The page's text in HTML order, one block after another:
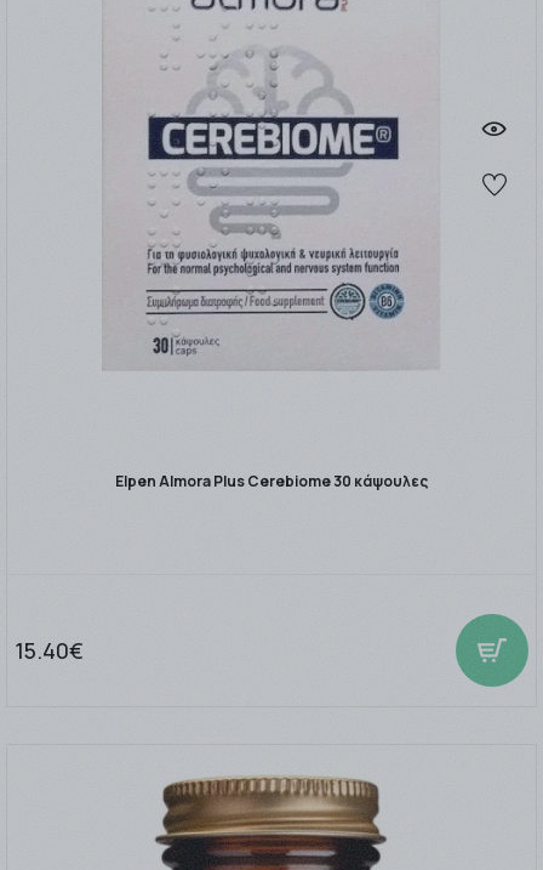
Elpen Almora Plus Cerebiome 30 κάψουλες
15.40€